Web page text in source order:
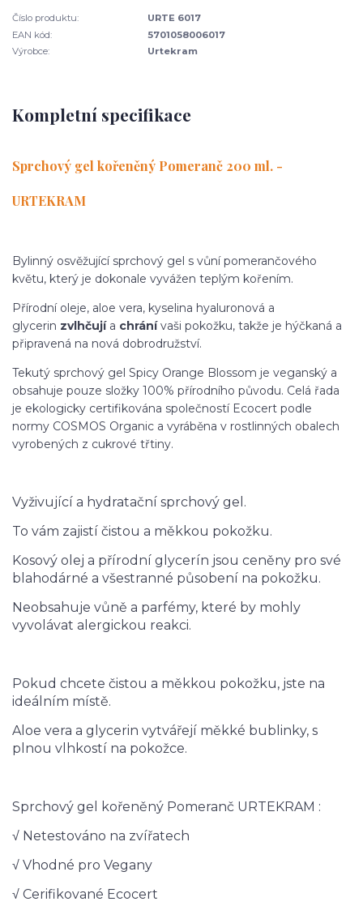
Číslo produktu:
URTE 6017
EAN kód:
5701058006017
Výrobce:
Urtekram
Kompletní specifikace
Sprchový gel kořeněný Pomeranč 200 ml. -
URTEKRAM
Bylinný osvěžující sprchový gel s vůní pomerančového
květu, který je dokonale vyvážen teplým kořením.
Přírodní oleje, aloe vera, kyselina hyaluronová a
glycerin zvlhčují a chránívaši pokožku, takže je hýčkaná a
připravená na nová dobrodružství.
Tekutý sprchový gel Spicy Orange Blossom je veganský a
obsahuje pouze složky 100% přírodního původu. Celá řada
je ekologicky certifikována společností Ecocert podle
normy COSMOS Organic a vyráběna v rostlinných obalech
vyrobených z cukrové třtiny.
Vyživující a hydratační sprchový gel.
To vám zajistí čistou a měkkou pokožku.
Kosový olej a přírodní glycerín jsou ceněny pro své
blahodárné a všestranné působení na pokožku.
Neobsahuje vůně a parfémy, které by mohly
vyvolávat alergickou reakci.
Pokud chcete čistou a měkkou pokožku, jste na
ideálním místě.
Aloe vera a glycerin vytvářejí měkké bublinky, s
plnou vlhkostí na pokožce.
Sprchový gel kořeněný Pomeranč URTEKRAM :
√ Netestováno na zvířatech
√ Vhodné pro Vegany
√ Cerifikované Ecocert